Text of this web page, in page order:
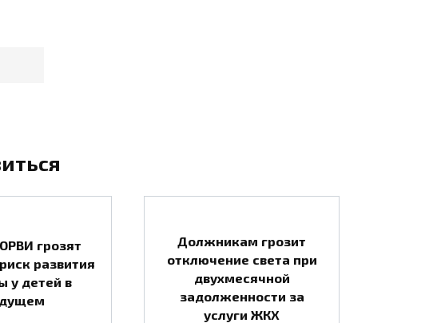
грозят
развития
у детей в
Должникам грозит
отключение света при
двухмесячной
задолженности за
услуги ЖКХ